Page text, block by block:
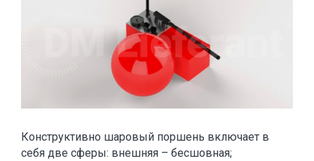
Конструктивно шаровый поршень включает в
себя две сферы: внешняя – бесшовная;